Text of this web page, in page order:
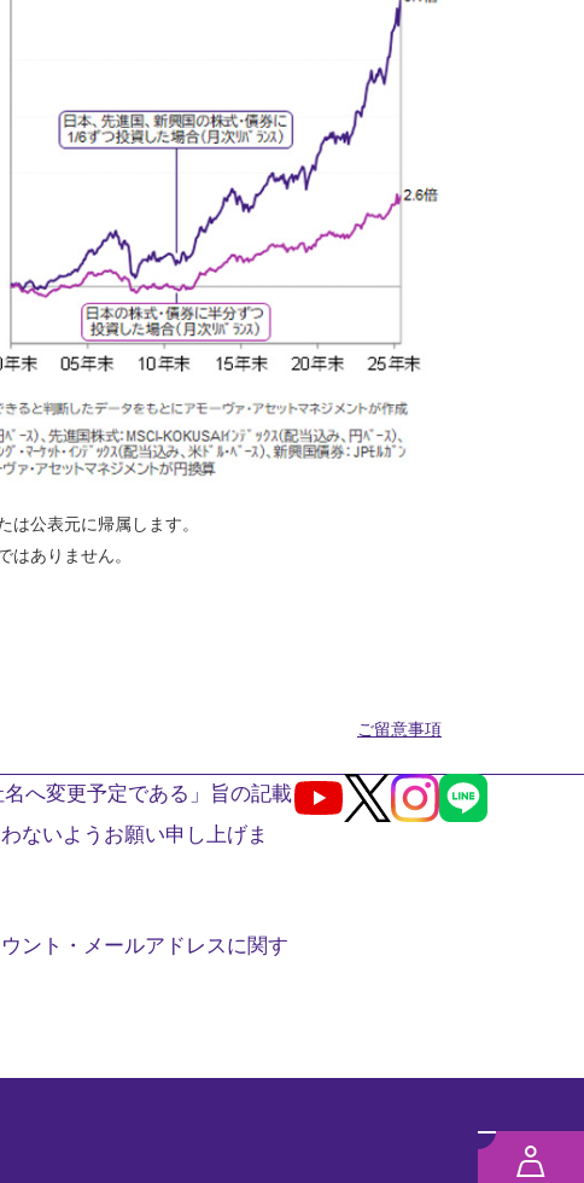
公表元に帰属します。
はありません。
ご留意事項
メ
へ変更予定である」旨の記載
ないようお願い申し上げま
ント・メールアドレスに関す
Youtube
X Instagram
LINE